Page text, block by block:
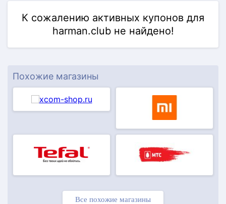
К сожалению активных купонов для
harman.club не найдено!
Похожие магазины
Все похожие магазины